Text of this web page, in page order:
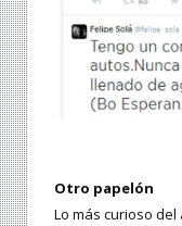
Otro papelón
Lo más curioso